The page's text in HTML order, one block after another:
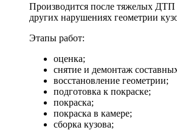
Производится после тяжелых ДТП
других нарушениях геометрии
Этапы работ:
оценка;
снятие и демонтаж
восстановление геометрии;
подготовка к покраске;
покраска;
покраска в камере;
сборка кузова;